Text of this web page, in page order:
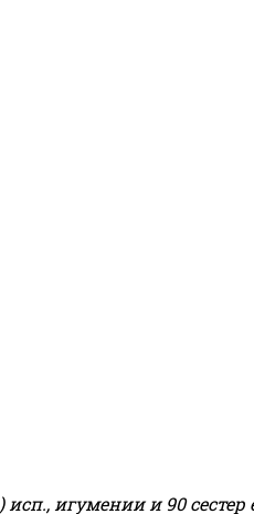
) исп., игумении и 90 сестер